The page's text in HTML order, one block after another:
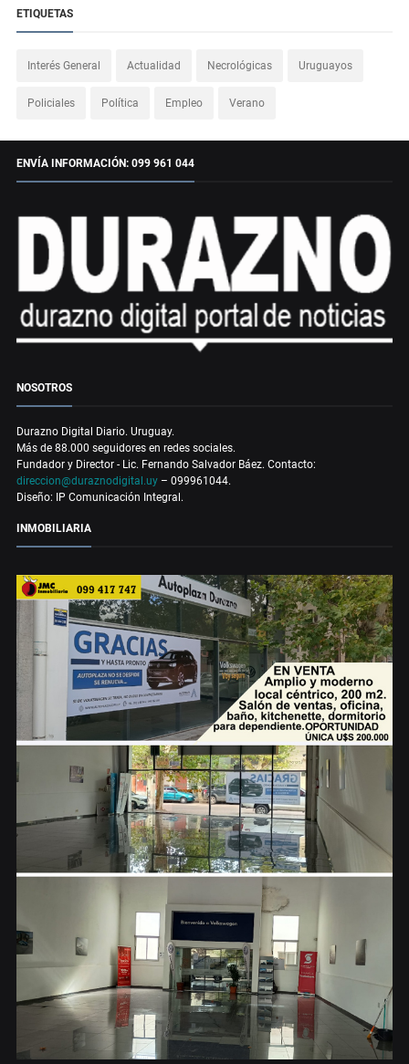
ETIQUETAS
Interés General Actualidad Necrológicas Uruguayos
Policiales Política Empleo Verano
ENVÍA INFORMACIÓN: 099 961 044
NOSOTROS
Durazno Digital Diario. Uruguay.
Más de 88.000 seguidores en redes sociales.
Fundador y Director - Lic. Fernando Salvador Báez. Contacto:
direccion@duraznodigital.uy – 099961044.
Diseño: IP Comunicación Integral.
INMOBILIARIA